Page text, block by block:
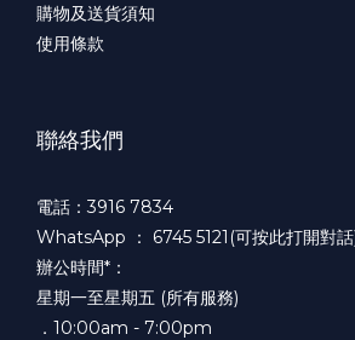
購物及送貨須知
使用條款
聯絡我們
電話：3916 7834
WhatsApp ： 6745 5121(可按此打開對
辦公時間*：
星期一至星期五 (所有服務)
．10:00am - 7:00pm